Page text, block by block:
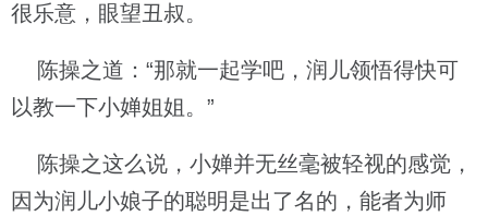
很乐意，眼望丑叔。
陈操之道：“那就一起学吧，润儿领悟得快可
以教一下小婵姐姐。”
陈操之这么说，小婵并无丝毫被轻视的感觉，
因为润儿小娘子的聪明是出了名的，能者为师